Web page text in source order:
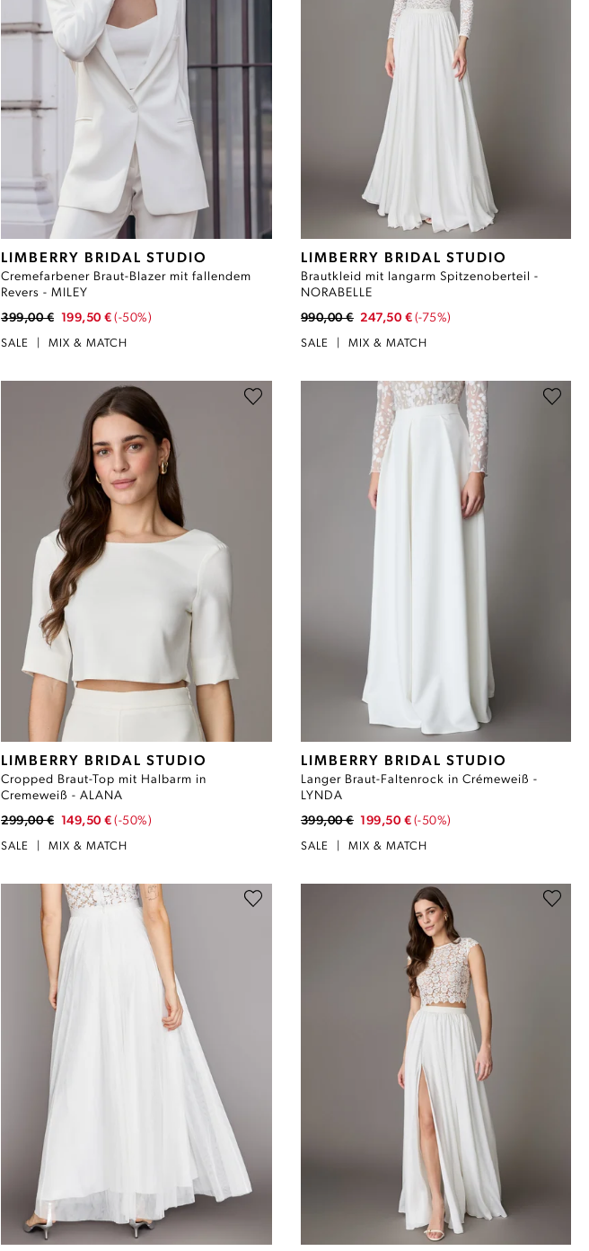
LIMBERRY BRIDAL STUDIO
Cremefarbener Braut-Blazer mit fallendem
Revers - MILEY
399,00 € 199,50 € (-50%)
SALE MIX & MATCH
LIMBERRY BRIDAL STUDIO
Brautkleid mit langarm Spitzenoberteil -
NORABELLE
990,00 € 247,50 € (-75%)
SALE MIX & MATCH
LIMBERRY BRIDAL STUDIO
Cropped Braut-Top mit Halbarm in
Cremeweiß - ALANA
299,00 € 149,50 € (-50%)
SALE MIX & MATCH
LIMBERRY BRIDAL STUDIO
Langer Braut-Faltenrock in Crémeweiß -
LYNDA
399,00 € 199,50 € (-50%)
SALE MIX & MATCH